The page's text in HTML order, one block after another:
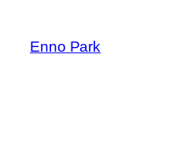
springen
Enno Park